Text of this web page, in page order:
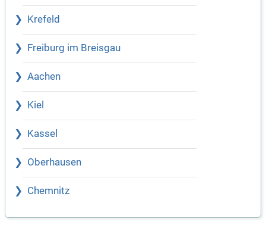
Krefeld
Freiburg im Breisgau
Aachen
Kiel
Kassel
Oberhausen
Chemnitz